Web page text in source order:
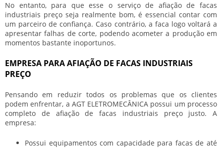
No entanto, para que esse o serviço de afiação de facas
industriais preço seja realmente bom, é essencial contar com
um parceiro de confiança. Caso contrário, a faca logo voltará a
apresentar falhas de corte, podendo acometer a produção em
momentos bastante inoportunos.
EMPRESA PARA AFIAÇÃO DE FACAS INDUSTRIAIS
PREÇO
Pensando em reduzir todos os problemas que os clientes
podem enfrentar, a AGT ELETROMECÂNICA possui um processo
completo de afiação de facas industriais preçojusto. A
empresa:
Possui equipamentos com capacidade para facas de até